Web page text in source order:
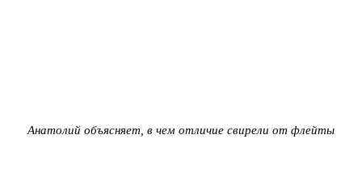
Анатолий объясняет, в чем отличие свирели от флейты